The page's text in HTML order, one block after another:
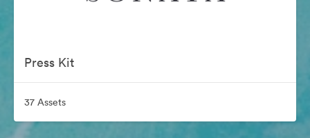
Press Kit
37 Assets